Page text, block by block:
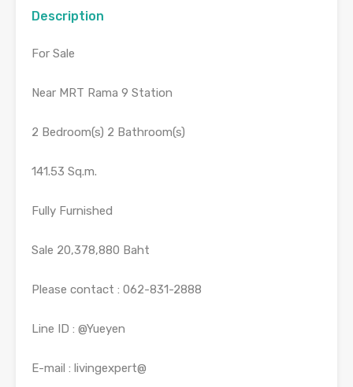
Description
For Sale
Near MRT Rama 9 Station
2 Bedroom(s) 2 Bathroom(s)
141.53 Sq.m.
Fully Furnished
Sale 20,378,880 Baht
Please contact : 062-831-2888
Line ID : @Yueyen
E-mail : livingexpert@